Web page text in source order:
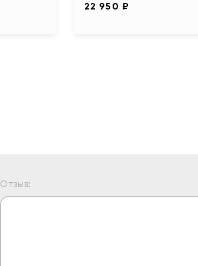
22 950 ₽
Отзыв: